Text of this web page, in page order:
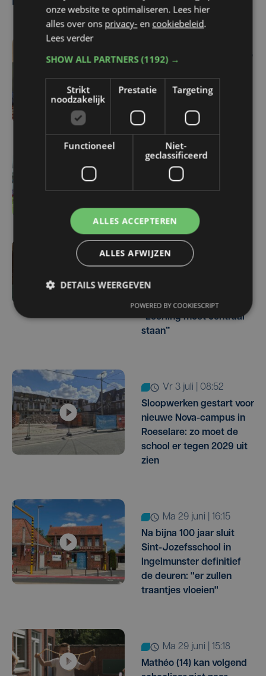
kinderen krijgen extra
zomerschool in Kortrijk
di 14 juli | 12:16
zo 12 juli | 10:51
buitengewoon onderwijs
wordt hervormd:
“Leerling moet centraal
staan”
vr 3 juli | 08:52
Sloopwerken gestart voor
nieuwe Nova-campus in
Roeselare: zo moet de
school er tegen 2029 uit
zien
ma 29 juni | 16:15
Na bijna 100 jaar sluit
Sint-Jozefsschool in
Ingelmunster definitief
de deuren: "er zullen
traantjes vloeien"
ma 29 juni | 15:18
Mathéo (14) kan volgend
onze website te optimaliseren. Lees hier
alles over ons privacy- en cookiebeleid.
Lees verder
SHOW ALL PARTNERS(1192) →
Strikt
noodzakelijk
Prestatie Targeting
Functioneel
Niet-
geclassificeerd
ALLES ACCEPTEREN
ALLES AFWIJZEN
DETAILS WEERGEVEN
POWERED BY COOKIESCRIPT